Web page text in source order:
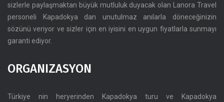
sizlerle paylaşmaktan büyük mutluluk duyacak olan Lanora Travel
personeli Kapadokya dan unutulmaz anılarla döneceğinizin
sözünü veriyor ve sizler için en iyisini en uygun fiyatlarla sunmayı
garanti ediyor.
ORGANIZASYON
Türkiye nin heryerinden Kapadokya turu ve Kapadokya